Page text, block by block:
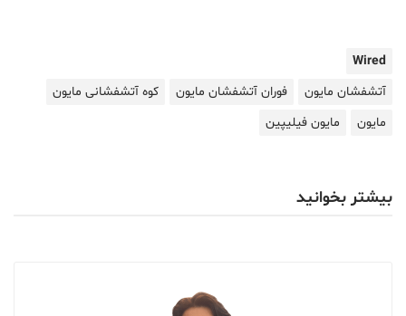
Wired
آتشفشان مایون
فوران آتشفشان مایون
کوه آتشفشانی مایون
مایون
مایون فیلیپین
بیشتر بخوانید